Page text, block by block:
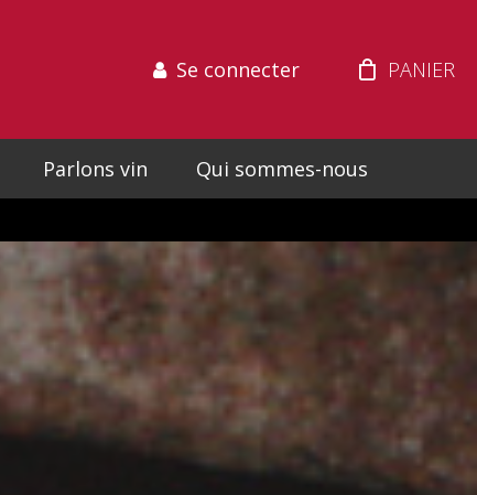
Se connecter
Parlons vin
Qui sommes-nous